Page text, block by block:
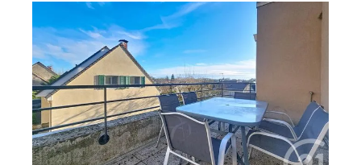
WISSOUS 91
72,80 m2, 3 pièces
Ref : 9847
Appartement F3 à vendre
310 000 €
Découvrez ce magnifique appartement situé